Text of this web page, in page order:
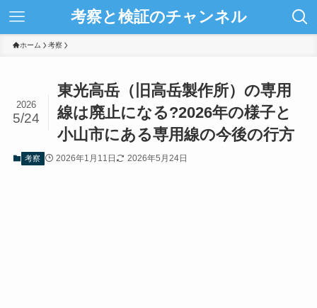
考察と検証のチャンネル
ホーム 考察
東光高岳（旧高岳製作所）の専用
線は廃止になる?2026年の様子と
小山市にある専用線の今後の行方
2026
5/24
考察 2026年1月11日 2026年5月24日